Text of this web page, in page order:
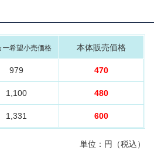
ー希望小売価格 本体販売価格
979 470
1,100 480
1,331 600
単位：円（税込）